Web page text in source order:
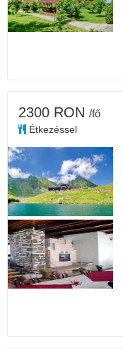
2300 RON /fő
Étkezéssel